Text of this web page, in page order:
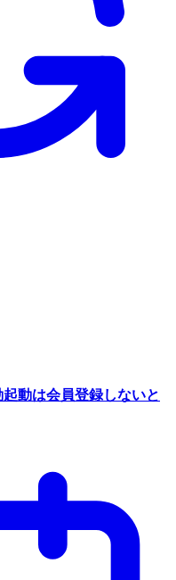
動は会員登録しないと